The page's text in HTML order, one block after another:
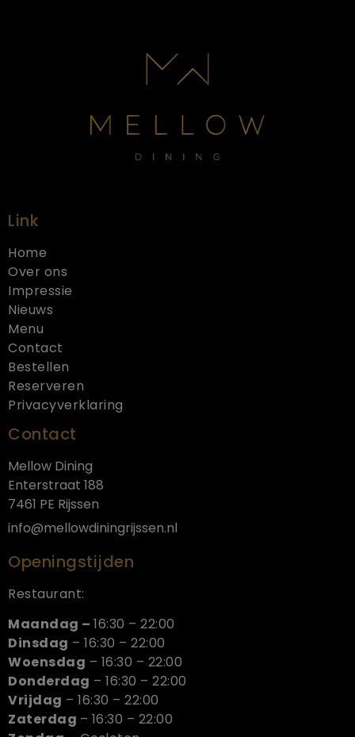
Link
Home
Over ons
Impressie
Nieuws
Menu
Contact
Bestellen
Reserveren
Privacyverklaring
Contact
Mellow Dining
Enterstraat 188
7461 PE Rijssen
info@mellowdiningrijssen.nl
Openingstijden
Restaurant:
Maandag – 16:30 – 22:00
Dinsdag – 16:30 – 22:00
Woensdag – 16:30 – 22:00
Donderdag – 16:30 – 22:00
Vrijdag – 16:30 – 22:00
Zaterdag – 16:30 – 22:00